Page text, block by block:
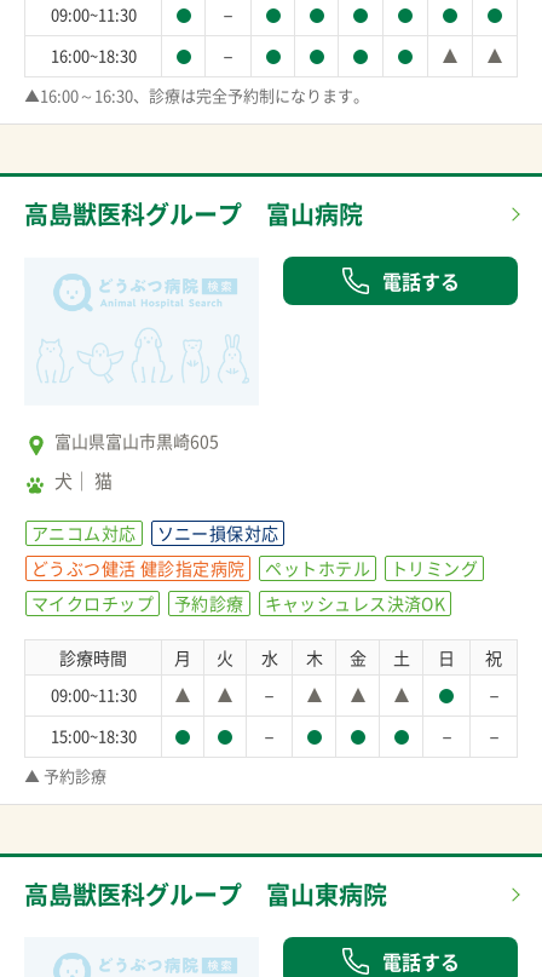
09:00~11:30 －
16:00~18:30 －
▲16:00～16:30、診療は完全予約制になります。
高島獣医科グループ 富山病院
電話する
富山県富山市黒崎605
犬 猫
アニコム対応
ソニー損保対応
どうぶつ健活 健診指定病院
ペットホテル
トリミング
マイクロチップ
予約診療 キャッシュレス決済OK
診療時間 月 火 水 木 金 土 日 祝
09:00~11:30 － －
15:00~18:30 － － －
▲ 予約診療
高島獣医科グループ 富山東病院
電話する